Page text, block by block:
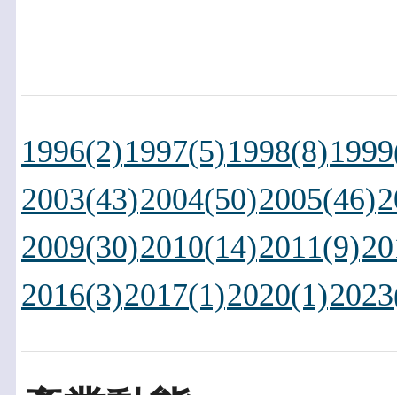
1996(2)1997(5)1998(8)
2003(43)2004(50)2005(46)
2009(30)2010(14)2011(9)
2016(3)2017(1)2020(1)